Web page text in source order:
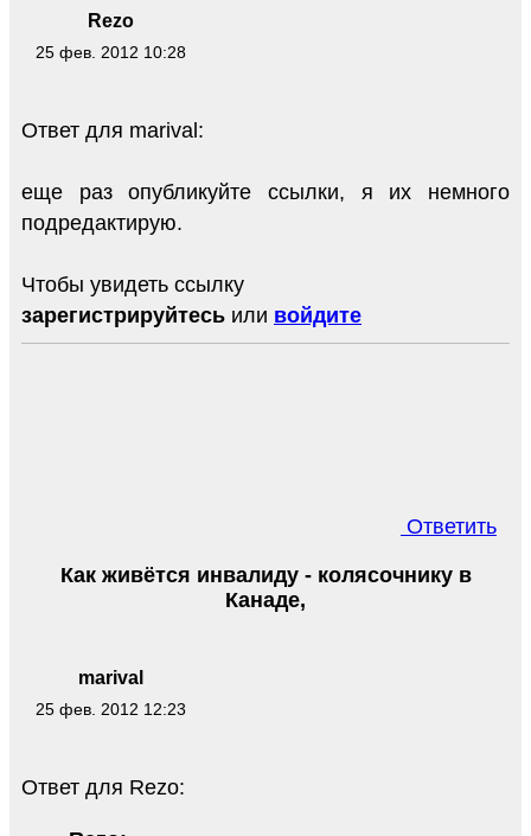
Rezo
25 фев. 2012 10:28
Ответ для marival:
еще раз опубликуйте ссылки, я их немного
подредактирую.
Чтобы увидеть ссылку
зарегистрируйтесь или войдите
Ответить
marival
25 фев. 2012 12:23
Как живётся инвалиду - колясочнику в
Канаде,
Ответ для Rezo: